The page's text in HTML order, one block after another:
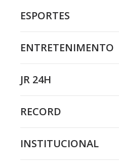
ESPORTES
ENTRETENIMENTO
JR 24H
RECORD
INSTITUCIONAL